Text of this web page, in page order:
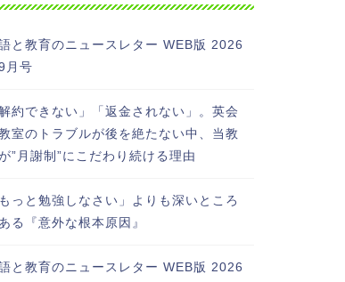
と教育のニュースレター WEB版 2026
月号
解約できない」「返金されない」。英会
室のトラブルが後を絶たない中、当教
”月謝制”にこだわり続ける理由
もっと勉強しなさい」よりも深いところ
る『意外な根本原因』
と教育のニュースレター WEB版 2026